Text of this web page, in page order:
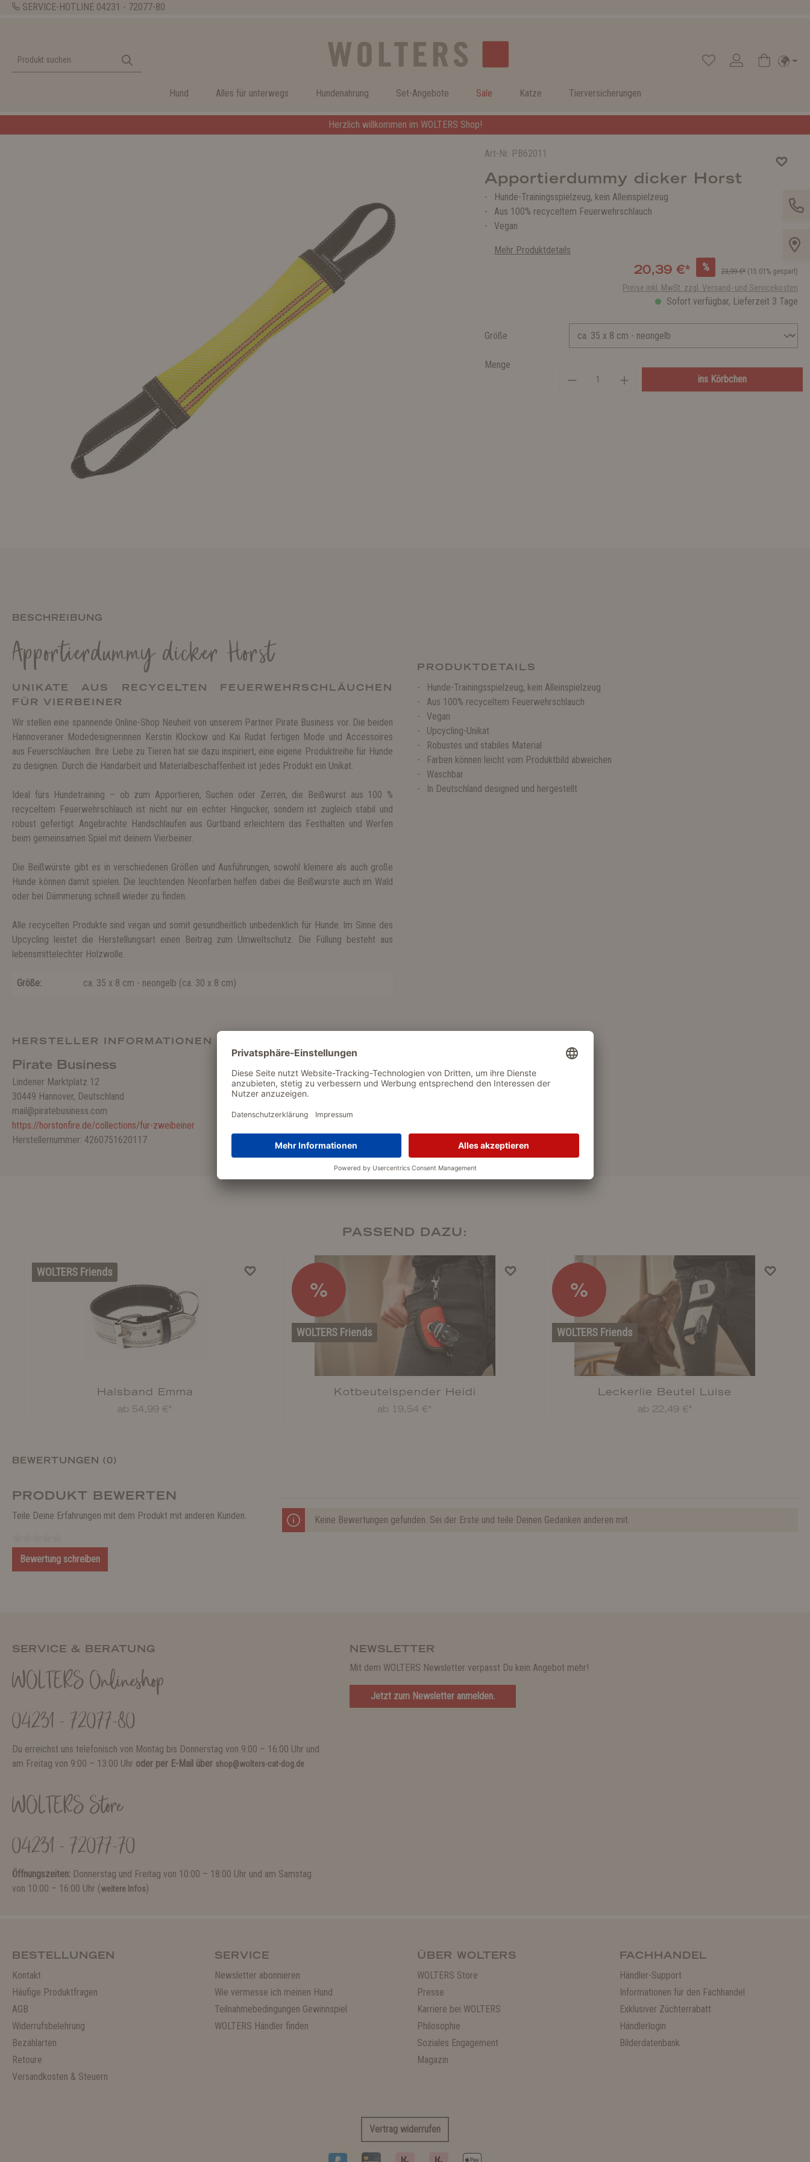
SERVICE-HOTLINE 04231 - 72077-80
Hund Alles für unterwegs Hundenahrung Set-Angebote Sale Katze Tierversicherungen
Herzlich willkommen im WOLTERS Shop!
Art-Nr. PB62011
Apportierdummy dicker Horst
Hunde-Trainingsspielzeug, kein Alleinspielzeug
Aus 100% recyceltem Feuerwehrschlauch
Vegan
Mehr Produktdetails
20,39 €* % 23,99 €* (15.01% gespart)
Preise inkl. MwSt. zzgl. Versand- und Servicekosten
Sofort verfügbar, Lieferzeit 3 Tage
Größe
Menge
ins Körbchen
BESCHREIBUNG
Apportierdummy dicker Horst
UNIKATE AUS RECYCELTEN FEUERWEHRSCHLÄUCHEN
FÜR VIERBEINER
Wir stellen eine spannende Online-Shop Neuheit von unserem Partner Pirate Business vor. Die beiden
Hannoveraner Modedesignerinnen Kerstin Klockow und Kai Rudat fertigen Mode und Accessoires
aus Feuerschläuchen. Ihre Liebe zu Tieren hat sie dazu inspiriert, eine eigene Produktreihe für Hunde
zu designen. Durch die Handarbeit und Materialbeschaffenheit ist jedes Produkt ein Unikat.
Ideal fürs Hundetraining – ob zum Apportieren, Suchen oder Zerren, die Beißwurst aus 100 %
recyceltem Feuerwehrschlauch ist nicht nur ein echter Hingucker, sondern ist zugleich stabil und
robust gefertigt. Angebrachte Handschlaufen aus Gurtband erleichtern das Festhalten und Werfen
beim gemeinsamen Spiel mit deinem Vierbeiner.
Die Beißwürste gibt es in verschiedenen Größen und Ausführungen, sowohl kleinere als auch große
Hunde können damit spielen. Die leuchtenden Neonfarben helfen dabei die Beißwürste auch im Wald
oder bei Dämmerung schnell wieder zu finden.
Alle recycelten Produkte sind vegan und somit gesundheitlich unbedenklich für Hunde. Im Sinne des
Upcycling leistet die Herstellungsart einen Beitrag zum Umweltschutz. Die Füllung besteht aus
lebensmittelechter Holzwolle.
Größe: ca. 35 x 8 cm - neongelb (ca. 30 x 8 cm)
HERSTELLER INFORMATIONEN
Pirate Business
Lindener Marktplatz 12
30449 Hannover, Deutschland
mail@piratebusiness.com
https://horstonfire.de/collections/fur-zweibeiner
Herstellernummer: 4260751620117
PRODUKTDETAILS
Hunde-Trainingsspielzeug, kein Alleinspielzeug
Aus 100% recyceltem Feuerwehrschlauch
Vegan
Upcycling-Unikat
Robustes und stabiles Material
Farben können leicht vom Produktbild abweichen
Waschbar
In Deutschland designed und hergestellt
PASSEND DAZU:
WOLTERS Friends
Halsband Emma
ab 54,99 €*
%
WOLTERS Friends
Kotbeutelspender Heidi
ab 19,54 €*
%
WOLTERS Friends
Leckerlie Beutel Luise
ab 22,49 €*
BEWERTUNGEN (0)
PRODUKT BEWERTEN
Teile Deine Erfahrungen mit dem Produkt mit anderen Kunden.
Bewertung schreiben
Keine Bewertungen gefunden. Sei der Erste und teile Deinen Gedanken anderen mit.
SERVICE & BERATUNG
WOLTERS Onlineshop
04231 - 72077-80
Du erreichst uns telefonisch von Montag bis Donnerstag von 9:00 – 16:00 Uhr und
am Freitag von 9:00 – 13:00 Uhr oder per E-Mail über shop@wolters-cat-dog.de
WOLTERS Store
04231 - 72077-70
Öffnungszeiten: Donnerstag und Freitag von 10:00 – 18:00 Uhr und am Samstag
von 10:00 – 16:00 Uhr (weitere Infos)
NEWSLETTER
Mit dem WOLTERS Newsletter verpasst Du kein Angebot mehr!
Jetzt zum Newsletter anmelden.
BESTELLUNGEN
Kontakt
Häufige Produktfragen
AGB
Widerrufsbelehrung
Bezahlarten
Retoure
Versandkosten & Steuern
SERVICE
Newsletter abonnieren
Wie vermesse ich meinen Hund
Teilnahmebedingungen Gewinnspiel
WOLTERS Händler finden
ÜBER WOLTERS
WOLTERS Store
Presse
Karriere bei WOLTERS
Philosophie
Soziales Engagement
Magazin
FACHHANDEL
Händler-Support
Informationen für den Fachhandel
Exklusiver Züchterrabatt
Händlerlogin
Bilderdatenbank
Vertrag widerrufen